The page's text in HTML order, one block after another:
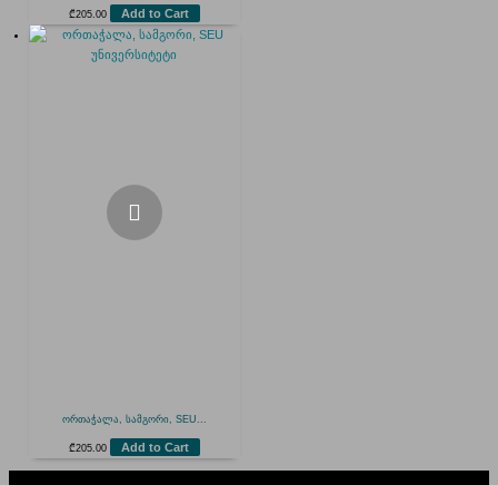
₾205.00 Add to Cart
ორთაჭალა, სამგორი, SEU...
₾205.00 Add to Cart